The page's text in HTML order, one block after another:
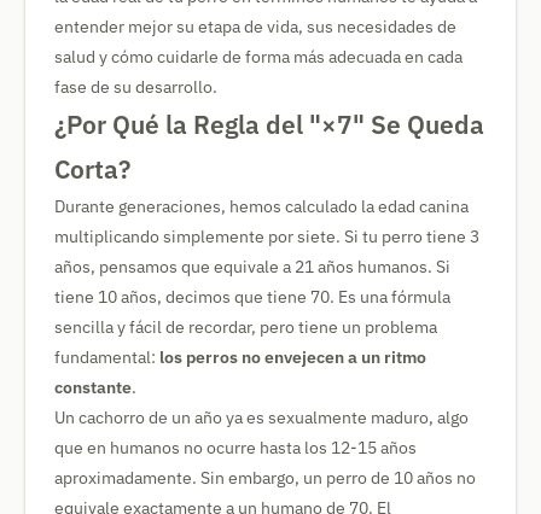
entender mejor su etapa de vida, sus necesidades de
salud y cómo cuidarle de forma más adecuada en cada
fase de su desarrollo.
¿Por Qué la Regla del "×7" Se Queda
Corta?
Durante generaciones, hemos calculado la edad canina
multiplicando simplemente por siete. Si tu perro tiene 3
años, pensamos que equivale a 21 años humanos. Si
tiene 10 años, decimos que tiene 70. Es una fórmula
sencilla y fácil de recordar, pero tiene un problema
fundamental: los perros no envejecen a un ritmo
constante.
Un cachorro de un año ya es sexualmente maduro, algo
que en humanos no ocurre hasta los 12-15 años
aproximadamente. Sin embargo, un perro de 10 años no
equivale exactamente a un humano de 70. El